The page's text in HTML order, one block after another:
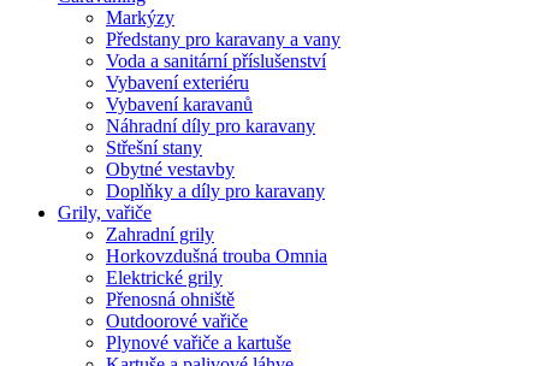
Markýzy
Předstany pro karavany a vany
Voda a sanitární příslušenství
Vybavení exteriéru
Vybavení karavanů
Náhradní díly pro karavany
Střešní stany
Obytné vestavby
Doplňky a díly pro karavany
Grily, vařiče
Zahradní grily
Horkovzdušná trouba Omnia
Elektrické grily
Přenosná ohniště
Outdoorové vařiče
Plynové vařiče a kartuše